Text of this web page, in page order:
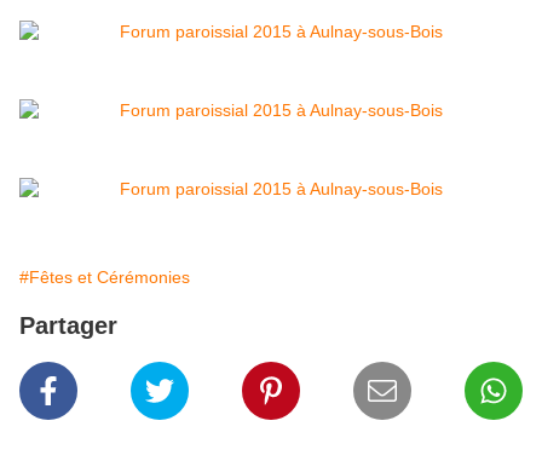
#Fêtes et Cérémonies
Partager